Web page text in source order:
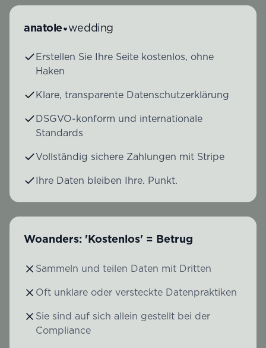
anatole wedding
Erstellen Sie Ihre Seite kostenlos, ohne
Haken
Klare, transparente Datenschutzerklärung
DSGVO-konform und internationale
Standards
Vollständig sichere Zahlungen mit Stripe
Ihre Daten bleiben Ihre. Punkt.
Woanders: 'Kostenlos' = Betrug
Sammeln und teilen Daten mit Dritten
Oft unklare oder versteckte Datenpraktiken
Sie sind auf sich allein gestellt bei der
Compliance